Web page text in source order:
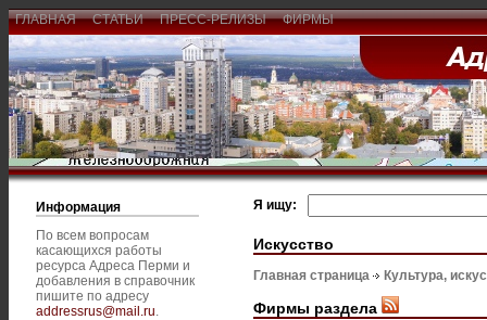
ГЛАВНАЯ СТАТЬИ ПРЕСС-РЕЛИЗЫ ФИРМЫ
Информация
По всем вопросам
касающихся работы
ресурса Адреса Перми и
добавления в справочник
пишите по адресу
addressrus@mail.ru.
Я ищу:
Искусство
Главная страница Культура,
Фирмы раздела